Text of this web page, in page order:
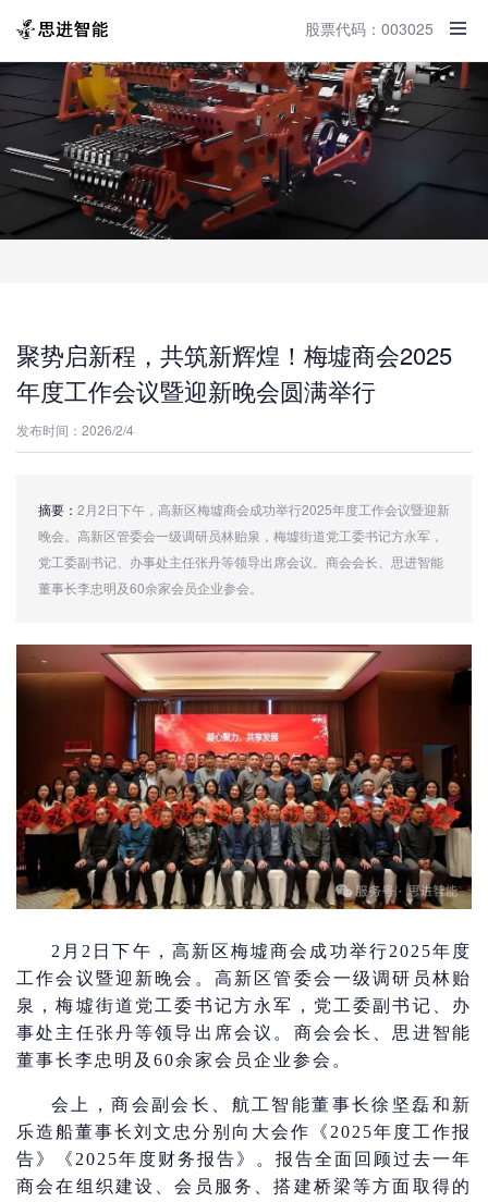
股票代码：003025
聚势启新程，共筑新辉煌！梅墟商会2025
年度工作会议暨迎新晚会圆满举行
发布时间：2026/2/4
摘要： 2月2日下午，高新区梅墟商会成功举行2025年度工作会议暨迎新
晚会。高新区管委会一级调研员林贻泉，梅墟街道党工委书记方永军，
党工委副书记、办事处主任张丹等领导出席会议。商会会长、思进智能
董事长李忠明及60余家会员企业参会。
2月2日下午，高新区梅墟商会成功举行2025年度
工作会议暨迎新晚会。高新区管委会一级调研员林贻
泉，梅墟街道党工委书记方永军，党工委副书记、办
事处主任张丹等领导出席会议。商会会长、思进智能
董事长李忠明及60余家会员企业参会。
会上，商会副会长、航工智能董事长徐坚磊和新
乐造船董事长刘文忠分别向大会作《2025年度工作报
告》《2025年度财务报告》。报告全面回顾过去一年
商会在组织建设、会员服务、搭建桥梁等方面取得的